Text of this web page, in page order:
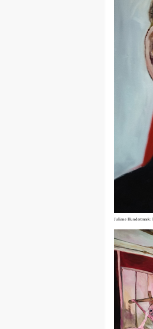
Juliane Hundertmark: l